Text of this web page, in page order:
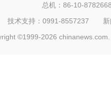
总机：86-10-
技术支持：0991-8557237
©1999-2026